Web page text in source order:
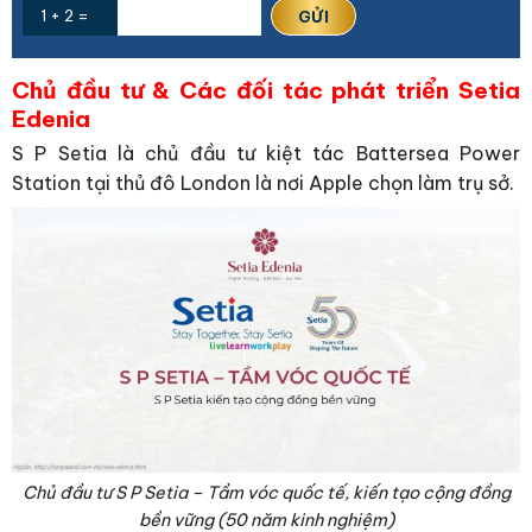
1 + 2 =
Chủ đầu tư & Các đối tác phát triển Setia
Edenia
S P Setia là chủ đầu tư kiệt tác Battersea Power
Station tại thủ đô London là nơi Apple chọn làm trụ sở.
Chủ đầu tư S P Setia – Tầm vóc quốc tế, kiến tạo cộng đồng
bền vững (50 năm kinh nghiệm)